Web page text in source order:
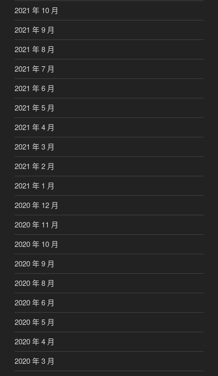
2021 年 10 月
2021 年 9 月
2021 年 8 月
2021 年 7 月
2021 年 6 月
2021 年 5 月
2021 年 4 月
2021 年 3 月
2021 年 2 月
2021 年 1 月
2020 年 12 月
2020 年 11 月
2020 年 10 月
2020 年 9 月
2020 年 8 月
2020 年 6 月
2020 年 5 月
2020 年 4 月
2020 年 3 月